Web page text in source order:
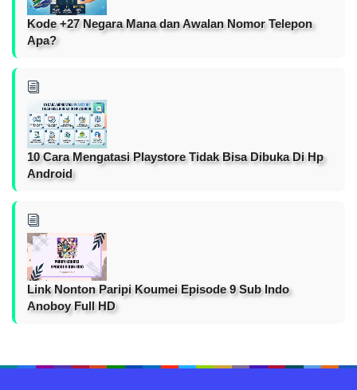
Kode +27 Negara Mana dan Awalan Nomor Telepon
Apa?
10 Cara Mengatasi Playstore Tidak Bisa Dibuka Di Hp
Android
Link Nonton Paripi Koumei Episode 9 Sub Indo
Anoboy Full HD